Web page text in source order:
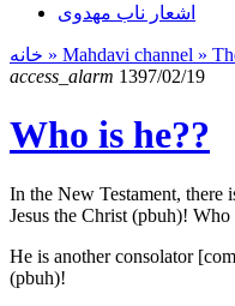
اشعار ناب مهدوی
» Mahdavi channel »
access_alarm 1397/02/19
Who is he??
In the New Testament, there
Jesus the Christ (pbuh)! Who
He is another consolator
(pbuh)!